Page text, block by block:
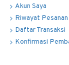
Akun Saya
Riwayat Pesanan
Daftar Transaksi
Konfirmasi